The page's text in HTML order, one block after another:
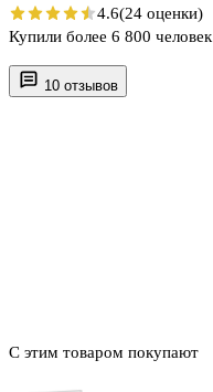
10 отзывов
С этим товаром покупают
4.6(24 оценки)
Купили более 6 800 человек